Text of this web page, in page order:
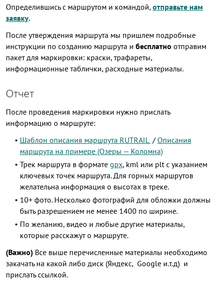
Определившись с маршрутом и командой, отправьте нам
заявку.
После утверждения маршрута мы пришлем подробные
инструкции по созданию маршрута и бесплатно отправим
пакет для маркировки: краски, трафареты,
информационные таблички, расходные материалы.
Отчет
После проведения маркировки нужно прислать
информацию о маршруте:
Шаблон описания маршрута RUTRAIL / Описания
маршрута на примере (Озеры — Коломна)
Трек маршрута в формате gpx, kml или plt с указанием
ключевых точек маршрута. Для горных маршрутов
желательна информация о высотах в треке.
10+ фото. Несколько фотографий для обложки должны
быть разрешением не менее 1400 по ширине.
По желанию, видео и любые другие материалы,
которые расскажут о маршруте.
(Важно) Все выше перечисленные материалы необходимо
закачать на какой либо диск (Яндекс, Google и.т.д) и
прислать ссылкой.